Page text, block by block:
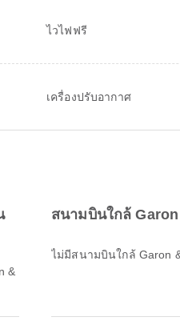
ไวไฟฟรี
เครื่องปรับอากาศ
&
สนามบินใกล้
ไม่มีสนามบินใกล้ Garon